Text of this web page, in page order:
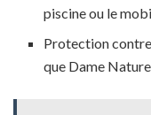
piscine ou le
Protection
que Dame